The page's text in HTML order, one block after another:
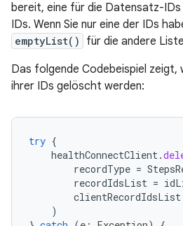
bereit, eine für die Datensatz-IDs
IDs. Wenn Sie nur eine der IDs
emptyList()
für die andere
Das folgende Codebeispiel zeigt,
ihrer IDs gelöscht werden:
try {
healthConnectClient.
recordType =
recordIdsList =
clientRecordIdsList
)